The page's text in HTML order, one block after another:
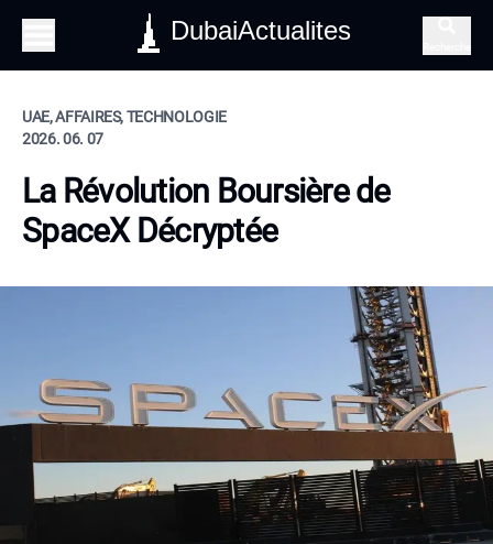
DubaiActualites
UAE, AFFAIRES, TECHNOLOGIE
2026. 06. 07
La Révolution Boursière de
SpaceX Décryptée